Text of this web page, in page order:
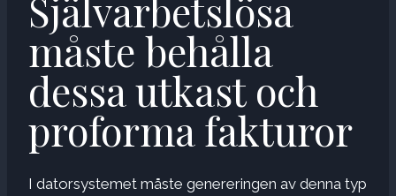
Självarbetslösa
måste behålla
dessa utkast och
proforma fakturor
I datorsystemet måste genereringen av denna typ